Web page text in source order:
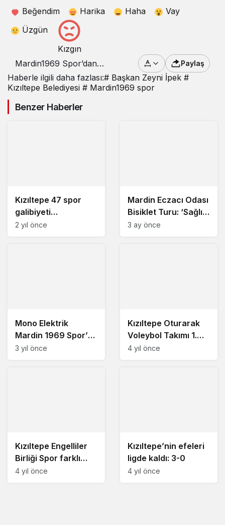
Beğendim
Harika Haha
Vay
Üzgün
Kızgın
Mardin1969 Spor’dan
Kızıltepe Belediyesi’ne
Ziyaret
Paylaş
Haberle ilgili daha fazlası:# Başkan Zeyni İpek #
Kızıltepe Belediyesi # Mardin1969 spor
Benzer Haberler
Kızıltepe 47 spor
galibiyeti
koruyamadı: 2-1
2 yıl önce
Mardin Eczacı Odası
Bisiklet Turu: ‘Sağlık
İçin Pedal Çevir’
3 ay önce
Mono Elektrik
Mardin 1969 Spor’un
sırt sponsorlu oldu
3 yıl önce
Kızıltepe Oturarak
Voleybol Takımı 1.
Etap Maçlarını
4 yıl önce
Kızıltepe Engelliler
Birliği Spor farklı
kazandı: 43-71
4 yıl önce
Kızıltepe’nin efeleri
ligde kaldı: 3-0
4 yıl önce